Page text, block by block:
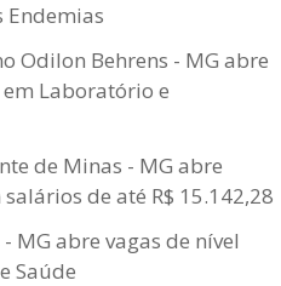
Endemias
Odilon Behrens - MG abre
Laboratório e
de Minas - MG abre
de até R$ 15.142,28
MG abre vagas de nível
Saúde